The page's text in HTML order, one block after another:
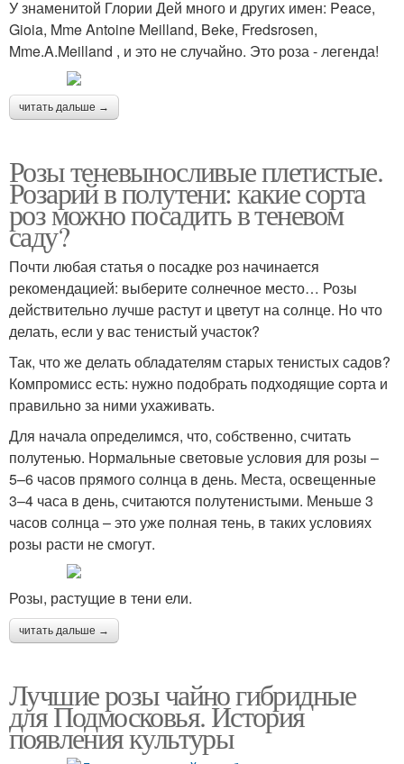
У знаменитой Глории Дей много и других имен: Peace,
Gioia, Mme Antoine Meilland, Beke, Fredsrosen,
Mme.A.Meilland , и это не случайно. Это роза - легенда!
читать дальше →
Розы теневыносливые плетистые.
Розарий в полутени: какие сорта
роз можно посадить в теневом
саду?
Почти любая статья о посадке роз начинается
рекомендацией: выберите солнечное место… Розы
действительно лучше растут и цветут на солнце. Но что
делать, если у вас тенистый участок?
Так, что же делать обладателям старых тенистых садов?
Компромисс есть: нужно подобрать подходящие сорта и
правильно за ними ухаживать.
Для начала определимся, что, собственно, считать
полутенью. Нормальные световые условия для розы –
5–6 часов прямого солнца в день. Места, освещенные
3–4 часа в день, считаются полутенистыми. Меньше 3
часов солнца – это уже полная тень, в таких условиях
розы расти не смогут.
Розы, растущие в тени ели.
читать дальше →
Лучшие розы чайно гибридные
для Подмосковья. История
появления культуры